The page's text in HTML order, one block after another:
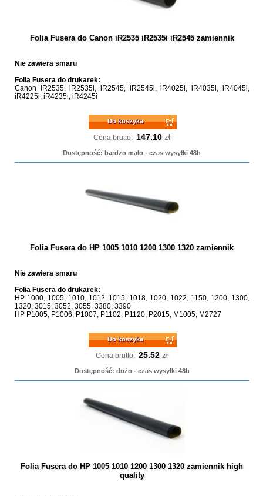
Folia Fusera do Canon iR2535 iR2535i iR2545 zamiennik
Nie zawiera smaru
Folia Fusera do drukarek:
Canon iR2535, iR2535i, iR2545, iR2545i, iR4025i, iR4035i, iR4045i,
iR4225i, iR4235i, iR4245i
Do koszyka
Cena brutto: 147.10 zł
Dostępność: bardzo mało - czas wysyłki 48h
Folia Fusera do HP 1005 1010 1200 1300 1320 zamiennik
Nie zawiera smaru
Folia Fusera do drukarek:
HP 1000, 1005, 1010, 1012, 1015, 1018, 1020, 1022, 1150, 1200, 1300,
1320, 3015, 3052, 3055, 3380, 3390
HP P1005, P1006, P1007, P1102, P1120, P2015, M1005, M2727
Do koszyka
Cena brutto: 25.52 zł
Dostępność: dużo - czas wysyłki 48h
Folia Fusera do HP 1005 1010 1200 1300 1320 zamiennik high
quality